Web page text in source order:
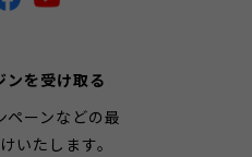
ンを受け取る
ペーンなどの最
いたします。